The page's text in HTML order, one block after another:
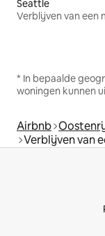
Seattle
Verblijven van een
* In bepaalde
woningen kunnen
Airbnb
Verblijven van